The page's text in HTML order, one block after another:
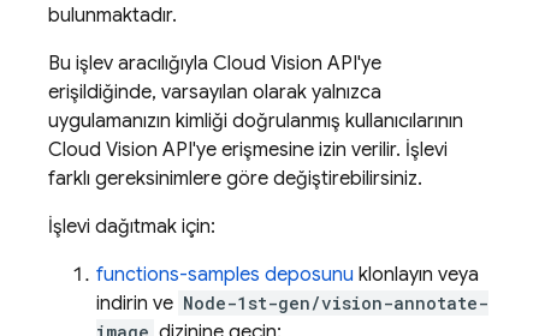
bulunmaktadır.
Bu işlev aracılığıyla Cloud Vision API'ye
erişildiğinde, varsayılan olarak yalnızca
uygulamanızın kimliği doğrulanmış kullanıcılarının
Cloud Vision API'ye erişmesine izin verilir. İşlevi
farklı gereksinimlere göre değiştirebilirsiniz.
İşlevi dağıtmak için:
functions-samples deposunu klonlayın veya
indirin ve Node-1st-gen/vision-annotate-